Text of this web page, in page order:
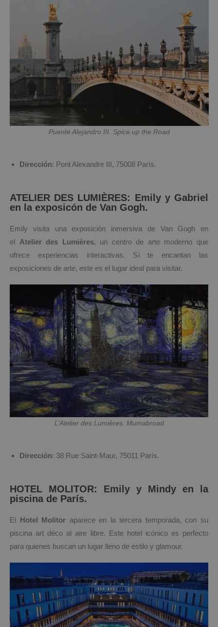
Puente Alejandro III. Spice up the Road
Dirección: Pont Alexandre III, 75008 París.
ATELIER DES LUMIÈRES: Emily y Gabriel
en la exposicón de Van Gogh.
Emily visita una exposición inmersiva de Van Gogh en
el Atelier des Lumières, un centro de arte moderno que
ofrece experiencias interactivas. Si te encantan las
exposiciones de arte, este es el lugar ideal para visitar.
L’Atelier des Lumières. Mumabroad
Dirección: 38 Rue Saint-Maur, 75011 París.
HOTEL MOLITOR: Emily y Mindy en la
piscina de París.
El Hotel Molitor aparece en la tercera temporada, con su
piscina art déco al aire libre. Este hotel icónico es perfecto
para quienes buscan un lugar lleno de estilo y glamour.